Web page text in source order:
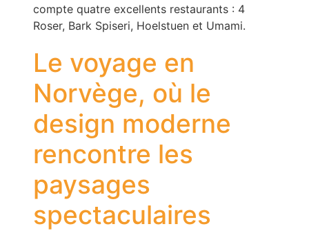
compte quatre excellents restaurants : 4
Roser, Bark Spiseri, Hoelstuen et Umami.
Le voyage en
Norvège, où le
design moderne
rencontre les
paysages
spectaculaires